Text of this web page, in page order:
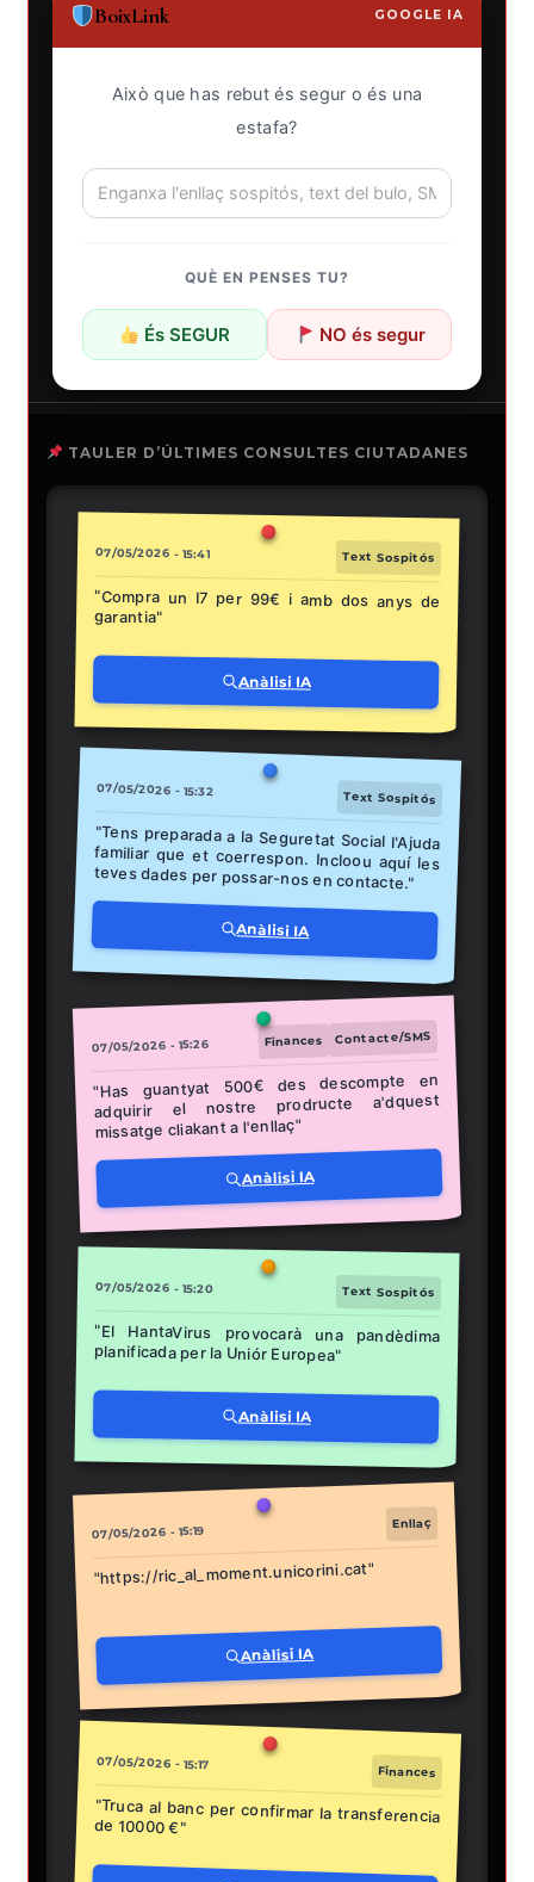
BoixLink GOOGLE IA
Això que has rebut és segur o és una
estafa?
QUÈ EN PENSES TU?
És SEGUR NO és segur
TAULER D’ÚLTIMES CONSULTES CIUTADANES
07/05/2026 - 15:41 Text Sospitós
"Compra un I7 per 99€ i amb dos anys de
garantia"
Anàlisi IA
07/05/2026 - 15:32 Text Sospitós
"Tens preparada a la Seguretat Social l'Ajuda
familiar que et coerrespon. Incloou aquí les
teves dades per possar-nos en contacte."
Anàlisi IA
07/05/2026 - 15:26 Finances Contacte/SMS
"Has guantyat 500€ des descompte en
adquirir el nostre prodructe a'dquest
missatge cliakant a l'enllaç"
Anàlisi IA
07/05/2026 - 15:20 Text Sospitós
"El HantaVirus provocarà una pandèdima
planificada per la Uniór Europea"
Anàlisi IA
07/05/2026 - 15:19
Enllaç
"https://ric_al_moment.unicorini.cat"
Anàlisi IA
07/05/2026 - 15:17
Finances
"Truca al banc per confirmar la transferencia
de 10000 €"